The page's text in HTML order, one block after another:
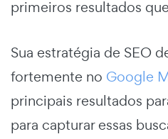
primeiros resultados
Sua estratégia de SEO
fortemente no Google
principais resultados
para capturar essas